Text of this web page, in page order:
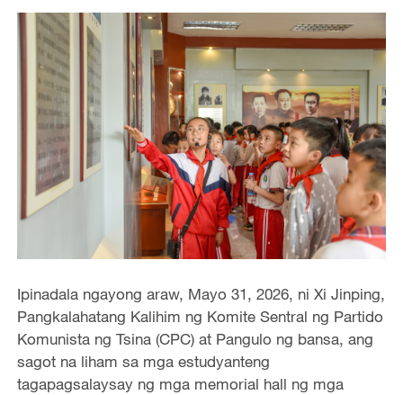
Ipinadala ngayong araw, Mayo 31, 2026, ni Xi Jinping,
Pangkalahatang Kalihim ng Komite Sentral ng Partido
Komunista ng Tsina (CPC) at Pangulo ng bansa, ang
sagot na liham sa mga estudyanteng
tagapagsalaysay ng mga memorial hall ng mga